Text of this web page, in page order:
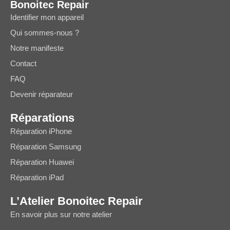
Bonoitec Repair
Identifier mon appareil
Qui sommes-nous ?
Notre manifeste
Contact
FAQ
Devenir réparateur
Réparations
Réparation iPhone
Réparation Samsung
Réparation Huawei
Réparation iPad
L’Atelier Bonoitec Repair
En savoir plus sur notre atelier